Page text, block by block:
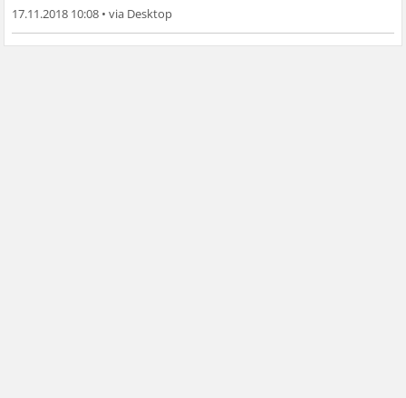
17.11.2018 10:08 •